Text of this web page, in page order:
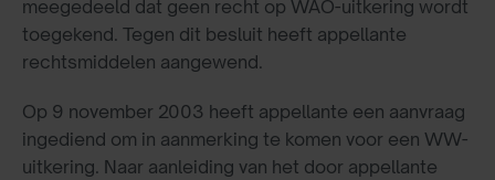
meegedeeld dat geen recht op WAO-uitkering wordt
toegekend. Tegen dit besluit heeft appellante
rechtsmiddelen aangewend.
Op 9 november 2003 heeft appellante een aanvraag
ingediend om in aanmerking te komen voor een WW-
uitkering. Naar aanleiding van het door appellante